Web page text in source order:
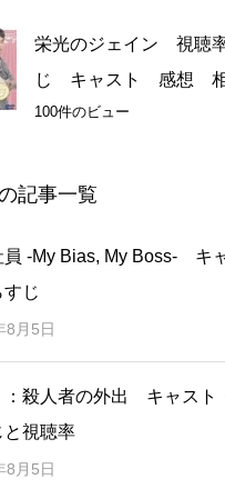
栄光のジェイン 視聴
じ キャスト 感想 相
100件のビュー
記事一覧
員 -My Bias, My Boss- キ
じ
8月5日
：殺人者の外出 キャス
と視聴率
8月5日